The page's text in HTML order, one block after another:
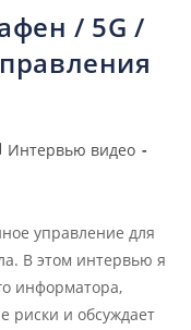
/ 5G /
Интервью видео
управление для
В этом интервью я
информатора,
риски и обсуждает